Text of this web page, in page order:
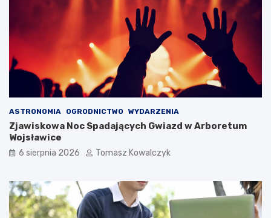
ASTRONOMIA OGRODNICTWO WYDARZENIA
Zjawiskowa Noc Spadających Gwiazd w Arboretum
Wojsławice
6 sierpnia 2026 Tomasz Kowalczyk